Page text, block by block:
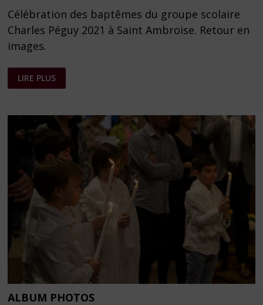
Célébration des baptêmes du groupe scolaire
Charles Péguy 2021 à Saint Ambroise. Retour en
images.
LES
BAPTÊMES
2022
SCOLAIRE
CHARLES
PÉGUY
LIRE PLUS
ALBUM PHOTOS